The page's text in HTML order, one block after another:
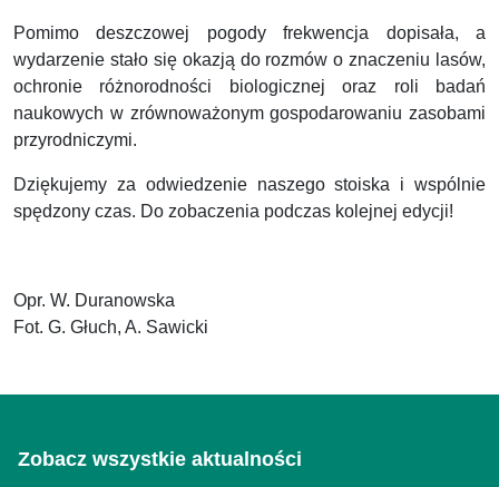
Pomimo deszczowej pogody frekwencja dopisała, a
wydarzenie stało się okazją do rozmów o znaczeniu lasów,
ochronie różnorodności biologicznej oraz roli badań
naukowych w zrównoważonym gospodarowaniu zasobami
przyrodniczymi.
Dziękujemy za odwiedzenie naszego stoiska i wspólnie
spędzony czas. Do zobaczenia podczas kolejnej edycji!
Opr. W. Duranowska
Fot. G. Głuch, A. Sawicki
Zobacz wszystkie aktualności